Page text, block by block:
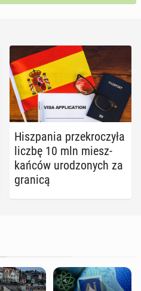
Hisz­pa­nia prze­kro­czy­ła
liczbę 10 mln miesz­
kań­ców uro­dzo­nych za
granicą